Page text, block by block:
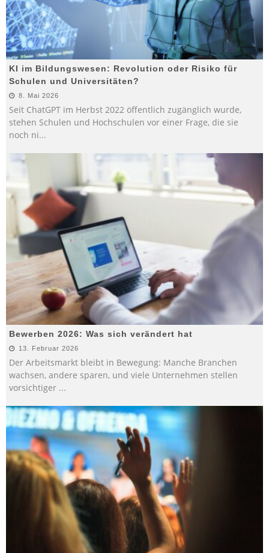
KI im Bildungswesen: Revolution oder Risiko für
Schulen und Universitäten?
8. Mai 2026
Seit ChatGPT im Herbst 2022 öffentlich zugänglich wurde,
stehen Schulen und Hochschulen vor einer Frage, die sie
noch ni...
Bewerben 2026: Was sich verändert hat
13. Februar 2026
Der Arbeitsmarkt bleibt in Bewegung: Manche Branchen
wachsen, andere sparen, und viele Unternehmen stellen
vorsichtiger ...